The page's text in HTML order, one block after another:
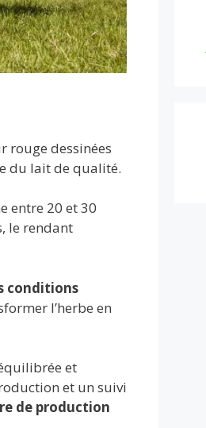
rouge dessinées
du lait de qualité.
entre 20 et 30
le rendant
conditions
l’herbe en
et
et un suivi
de production